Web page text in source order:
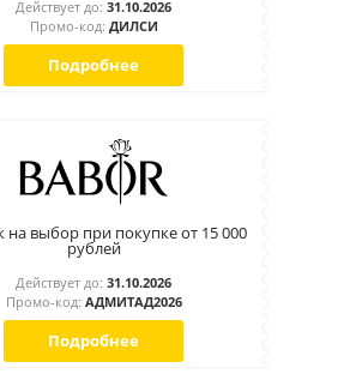
Действует до: 31.10.2026
Промо-код: ДИЛСИ
Подробнее
на выбор при покупке от 15 000
рублей
Действует до: 31.10.2026
Промо-код: АДМИТАД2026
Подробнее